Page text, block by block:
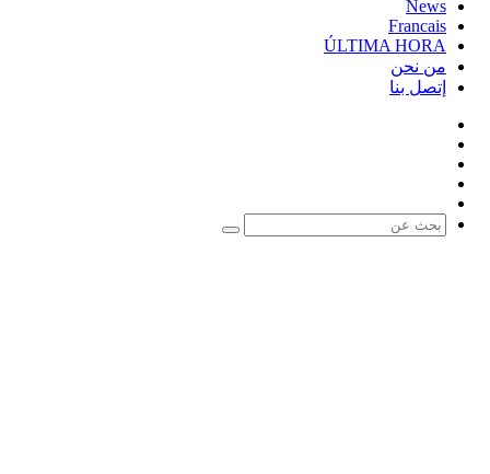
News
Francais
ÚLTIMA HORA
من نحن
إتصل بنا
بحث